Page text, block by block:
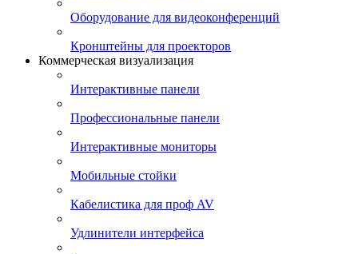
Оборудование для видеоконференций
Кронштейны для проекторов
Коммерческая визуализация
Интерактивные панели
Профессиональные панели
Интерактивные мониторы
Мобильные стойки
Кабелистика для проф AV
Удлинители интерфейса